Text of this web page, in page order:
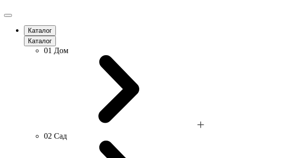
Каталог
Каталог
01 Дом
02 Сад